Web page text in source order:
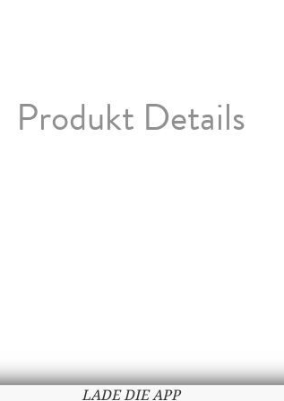
Produkt Details
LADE DIE APP